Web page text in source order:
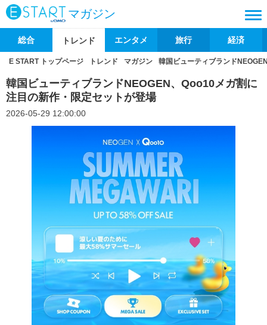
マガジン
総合 トレンド エンタメ 旅行 経済
E START トップページ トレンド マガジン 韓国ビューティブランド
韓国ビューティブランドNEOGEN、Qoo10メガ割に
注目の新作・限定セットが登場
2026-05-29 12:00:00